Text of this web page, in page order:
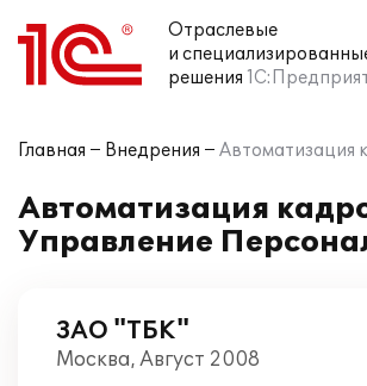
Отраслевые
и
решения
Главная Внедрения Автоматизация
Автоматизация
Управление
ЗАО "ТБК"
Москва, Август 2008